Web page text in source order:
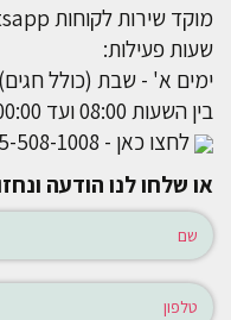
מוקד שירות לקוחות whatsapp
שעות פעילות:
ימים א' - שבת (כולל חגים)
בין השעות 08:00 ועד 00:00
לחצו כאן - 055-508-1008
או שלחו לנו הודעה